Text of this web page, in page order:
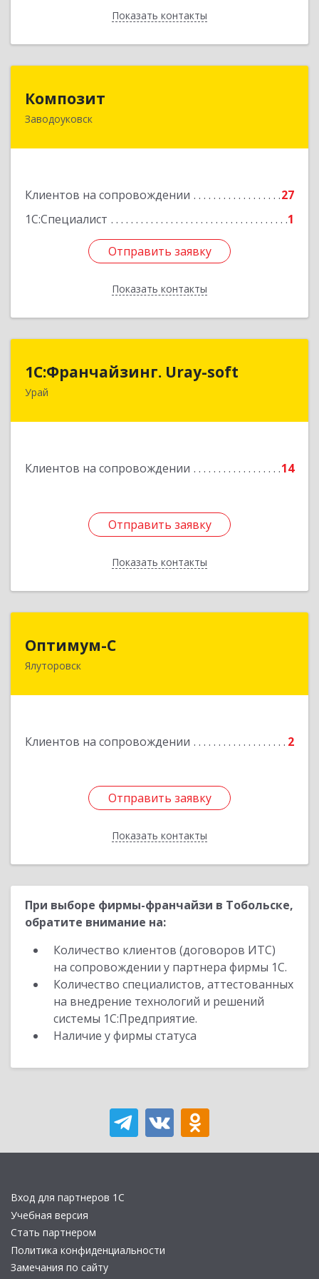
Показать контакты
Назад
Композит
Заводоуковск
Клиентов на сопровождении
27
1С:Специалист
1
Отправить заявку
Показать контакты
627140, Тюменская обл, Заводоуковский р-н,
Отправить заявку
Назад
1С:Франчайзинг. Uray-soft
Урай
Клиентов на сопровождении 14
Отправить заявку
Показать контакты
1С:Франчайзинг. Uray-soft
628284, Ханты-Мансийский Автономный округ
Отправить заявку
Назад
Оптимум-С
Ялуторовск
Клиентов на сопровождении 2
Отправить заявку
Показать контакты
Отправить заявку
Назад
При выборе фирмы-франчайзи в Тобольске,
обратите внимание на:
Количество клиентов (договоров ИТС)
на сопровождении у партнера фирмы 1С.
Количество специалистов, аттестованных
на внедрение технологий и решений
системы 1С:Предприятие.
Наличие у фирмы статуса
Вход для партнеров 1С
Учебная версия
Стать партнером
Политика конфиденциальности
Замечания по сайту